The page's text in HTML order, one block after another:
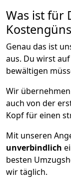
Was ist für
Genau das ist
aus. Du wirst
bewältigen
Wir
auch von der
Kopf für einen
Mit unseren
unverbindlich
besten
wir täglich.